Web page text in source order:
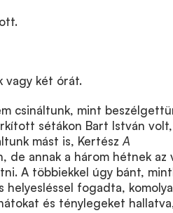
vagy két órát.
csináltunk, mint
sétákon Bart István volt,
mást is, Kertész A
de annak a három hétnek az
A többiekkel úgy bánt,
helyesléssel fogadta,
és ténylegeket